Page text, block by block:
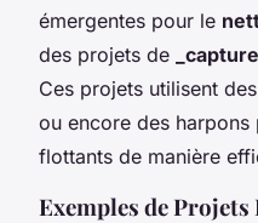
émergentes pour le
des projets de
Ces projets utilisent
ou encore des
flottants de manière
Exemples de